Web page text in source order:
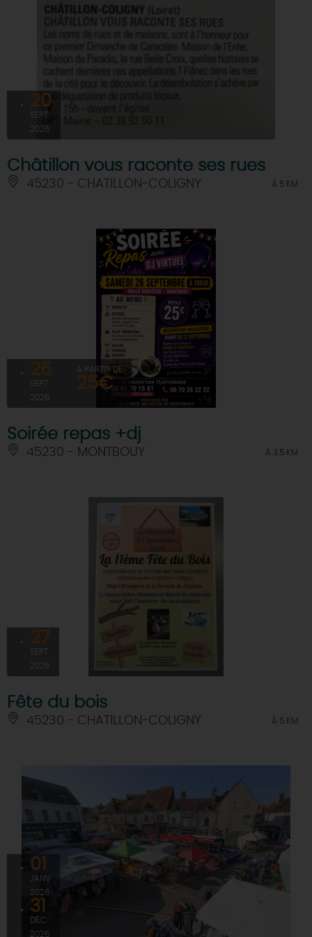
20
SEPT
2026
Châtillon vous raconte ses rues
45230 - CHATILLON-COLIGNY À 5 KM
26
SEPT
2026
À PARTIR DE
25€
Soirée repas +dj
45230 - MONTBOUY À 3.5 KM
27
SEPT
2026
Fête du bois
45230 - CHATILLON-COLIGNY À 5 KM
01
JANV
2026
31
DÉC
2026